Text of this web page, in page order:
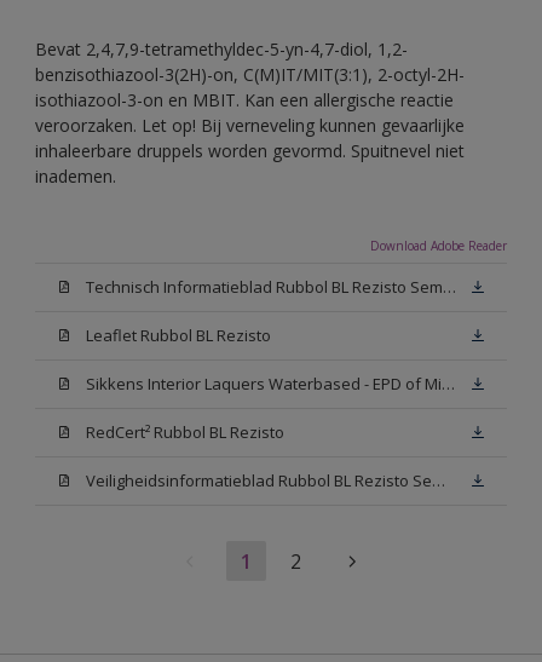
Bevat 2,4,7,9-tetramethyldec-5-yn-4,7-diol, 1,2-
benzisothiazool-3(2H)-on, C(M)IT/MIT(3:1), 2-octyl-2H-
isothiazool-3-on en MBIT. Kan een allergische reactie
veroorzaken. Let op! Bij verneveling kunnen gevaarlijke
inhaleerbare druppels worden gevormd. Spuitnevel niet
inademen.
Download Adobe Reader
Technisch Informatieblad Rubbol BL Rezisto Semi-Gloss (New Livery) (PDF)
Leaflet Rubbol BL Rezisto
Sikkens Interior Laquers Waterbased - EPD of Milieuproductverklaring
RedCert² Rubbol BL Rezisto
Veiligheidsinformatieblad Rubbol BL Rezisto Semi-Gloss N00 (MSDS)
1 2